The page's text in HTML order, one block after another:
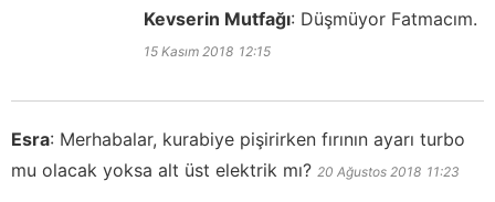
Kevserin Mutfağı: Düşmüyor Fatmacım.
15 Kasım 2018 12:15
Esra: Merhabalar, kurabiye pişirirken fırının ayarı turbo
mu olacak yoksa alt üst elektrik mı? 20 Ağustos 2018 11:23